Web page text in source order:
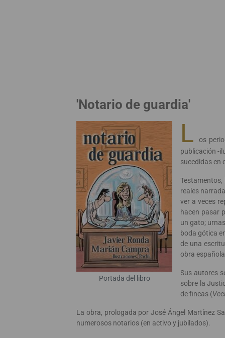
'Notario de guardia'
Portada del libro
L
os
publicación -
sucedidas en
reales
ver a veces
hacen pasar
un gato;
boda gótica
de una
obra
Sus autores
sobre la
de fincas (
La obra, prologada por José Ángel Martínez
numerosos notarios (en activo y jubilados).